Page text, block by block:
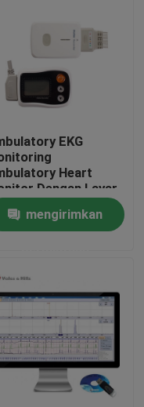
EKG
Heart
Dengan Layar
mengirimkan